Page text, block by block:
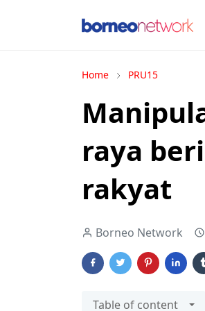
Home PRU15
raya
rakyat
Borneo Network
Table of content